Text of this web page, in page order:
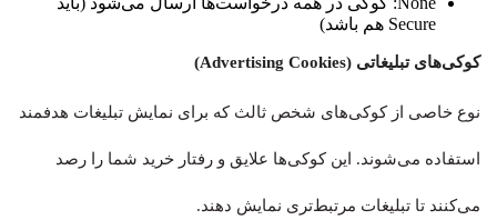
Secure هم باشد)
کوکی‌های تبلیغاتی (Advertising Cookies)
نوع خاصی از کوکی‌های شخص ثالث که برای نمایش تبلیغات هدفمند
استفاده می‌شوند. این کوکی‌ها علایق و رفتار خرید شما را رصد
می‌کنند تا تبلیغات مرتبط‌تری نمایش دهند.